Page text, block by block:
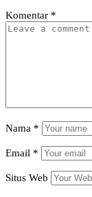
Komentar *
Nama *
Email *
Situs Web